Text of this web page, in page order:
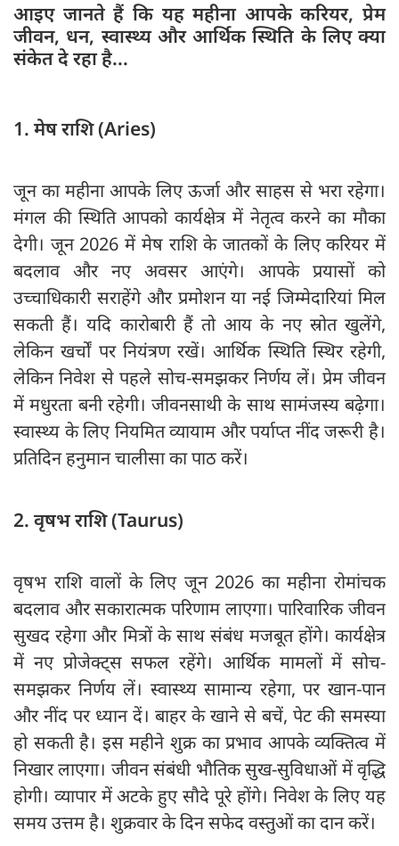
आइए जानते हैं कि यह महीना आपके करियर, प्रेम
जीवन, धन, स्वास्थ्य और आर्थिक स्थिति के लिए क्या
संकेत दे रहा है...
1. मेष राशि (Aries)
जून का महीना आपके लिए ऊर्जा और साहस से भरा रहेगा।
मंगल की स्थिति आपको कार्यक्षेत्र में नेतृत्व करने का मौका
देगी। जून 2026 में मेष राशि के जातकों के लिए करियर में
बदलाव और नए अवसर आएंगे। आपके प्रयासों को
उच्चाधिकारी सराहेंगे और प्रमोशन या नई जिम्मेदारियां मिल
सकती हैं। यदि कारोबारी हैं तो आय के नए स्रोत खुलेंगे,
लेकिन खर्चों पर नियंत्रण रखें। आर्थिक स्थिति स्थिर रहेगी,
लेकिन निवेश से पहले सोच-समझकर निर्णय लें। प्रेम जीवन
में मधुरता बनी रहेगी। जीवनसाथी के साथ सामंजस्य बढ़ेगा।
स्वास्थ्य के लिए नियमित व्यायाम और पर्याप्त नींद जरूरी है।
प्रतिदिन हनुमान चालीसा का पाठ करें।
2. वृषभ राशि (Taurus)
वृषभ राशि वालों के लिए जून 2026 का महीना रोमांचक
बदलाव और सकारात्मक परिणाम लाएगा। पारिवारिक जीवन
सुखद रहेगा और मित्रों के साथ संबंध मजबूत होंगे। कार्यक्षेत्र
में नए प्रोजेक्ट्स सफल रहेंगे। आर्थिक मामलों में सोच-
समझकर निर्णय लें। स्वास्थ्य सामान्य रहेगा, पर खान-पान
और नींद पर ध्यान दें। बाहर के खाने से बचें, पेट की समस्या
हो सकती है। इस महीने शुक्र का प्रभाव आपके व्यक्तित्व में
निखार लाएगा। जीवन संबंधी भौतिक सुख-सुविधाओं में वृद्धि
होगी। व्यापार में अटके हुए सौदे पूरे होंगे। निवेश के लिए यह
समय उत्तम है। शुक्रवार के दिन सफेद वस्तुओं का दान करें।